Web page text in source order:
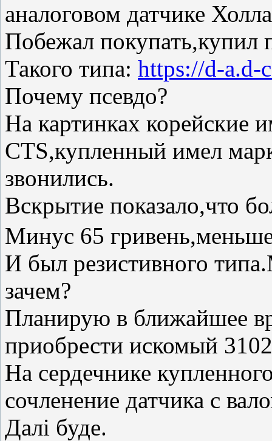
аналоговом датчике
Побежал покупать,купил
Такого типа: https://d-a.d-
Почему псевдо?
На картинках корейские
CTS,купленный имел
звонились.
Вскрытие показало,что
Минус 65
И был резистивного
зачем?
Планирую в ближайшее
приобрести искомый
На сердечнике
сочленение датчика с
Далі буде.